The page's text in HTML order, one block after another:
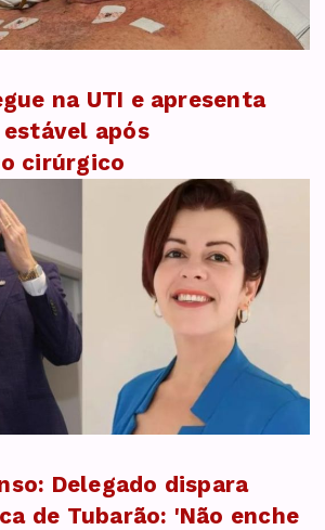
na UTI e apresenta
após
cirúrgico
Delegado dispara
de Tubarão: 'Não enche